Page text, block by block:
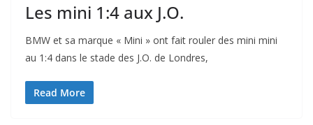
Les mini 1:4 aux J.O.
BMW et sa marque « Mini » ont fait rouler des mini mini
au 1:4 dans le stade des J.O. de Londres,
Read More